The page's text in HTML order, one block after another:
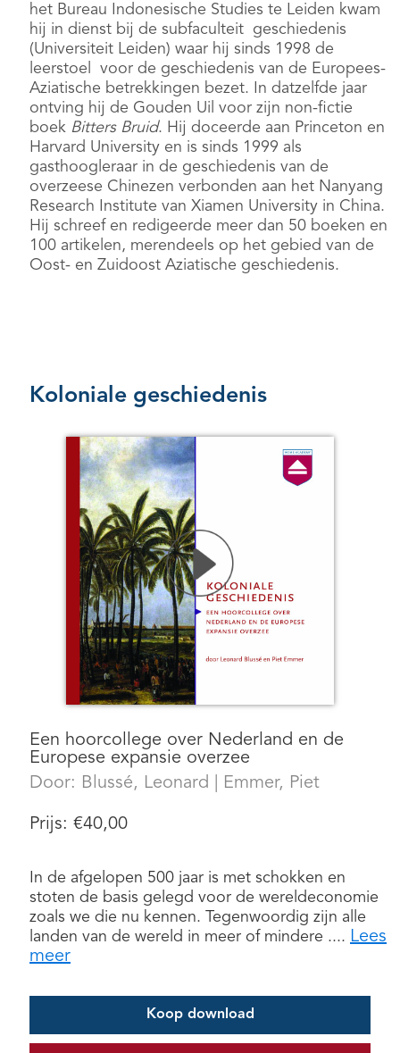
het Bureau Indonesische Studies te Leiden kwam
hij in dienst bij de subfaculteit geschiedenis
(Universiteit Leiden) waar hij sinds 1998 de
leerstoel voor de geschiedenis van de Europees-
Aziatische betrekkingen bezet. In datzelfde jaar
ontving hij de Gouden Uil voor zijn non-fictie
boek Bitters Bruid. Hij doceerde aan Princeton en
Harvard University en is sinds 1999 als
gasthoogleraar in de geschiedenis van de
overzeese Chinezen verbonden aan het Nanyang
Research Institute van Xiamen University in China.
Hij schreef en redigeerde meer dan 50 boeken en
100 artikelen, merendeels op het gebied van de
Oost- en Zuidoost Aziatische geschiedenis.
Koloniale geschiedenis
Een hoorcollege over Nederland en de
Europese expansie overzee
Door: Blussé, Leonard Emmer, Piet
Prijs: €40,00
In de afgelopen 500 jaar is met schokken en
stoten de basis gelegd voor de wereldeconomie
zoals we die nu kennen. Tegenwoordig zijn alle
landen van de wereld in meer of mindere .... Lees
meer
Koop download